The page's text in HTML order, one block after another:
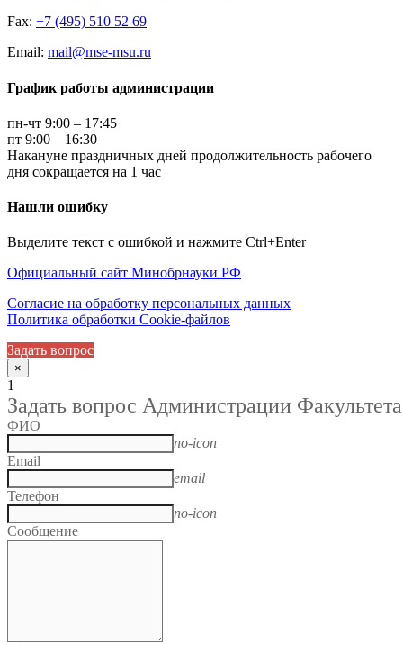
Fax: +7 (495) 510 52 69
Email: mail@mse-msu.ru
График работы администрации
пн-чт 9:00 – 17:45
пт 9:00 – 16:30
Накануне праздничных дней продолжительность рабочего
дня сокращается на 1 час
Нашли ошибку
Выделите текст с ошибкой и нажмите Ctrl+Enter
Официальный сайт Минобрнауки РФ
Согласие на обработку персональных данных
Политика обработки Cookie-файлов
Задать вопрос
×
1
Задать вопрос Администрации Факультета
ФИО
no-icon
Email
email
Телефон
no-icon
Сообщение